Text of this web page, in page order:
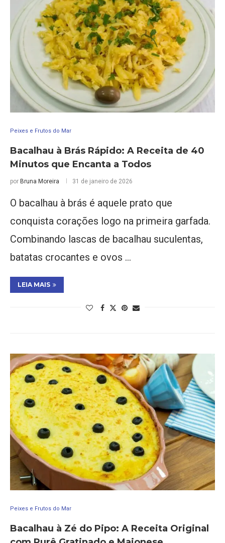
Peixes e Frutos do Mar
Bacalhau à Brás Rápido: A Receita de 40
Minutos que Encanta a Todos
por Bruna Moreira 31 de janeiro de 2026
O bacalhau à brás é aquele prato que
conquista corações logo na primeira garfada.
Combinando lascas de bacalhau suculentas,
batatas crocantes e ovos …
LEIA MAIS
Peixes e Frutos do Mar
Bacalhau à Zé do Pipo: A Receita Original